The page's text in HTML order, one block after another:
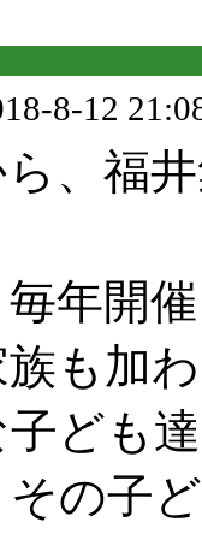
8-12
ら、福
年開
も加
ども
の子